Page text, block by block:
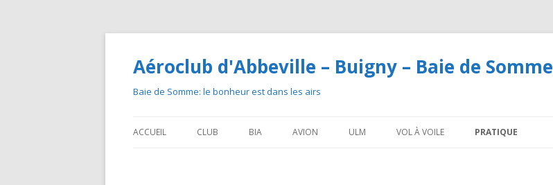
Aéroclub d'Abbeville – Buigny – Baie de Somme
Baie de Somme: le bonheur est dans les airs
ACCUEIL CLUB BIA AVION ULM VOL À VOILE PRATIQUE